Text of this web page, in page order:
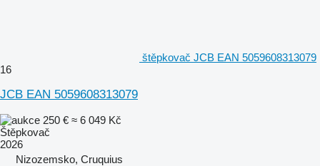
štěpkovač JCB EAN 5059608313079
16
JCB EAN 5059608313079
250 € ≈ 6 049 Kč
Štěpkovač
2026
Nizozemsko, Cruquius